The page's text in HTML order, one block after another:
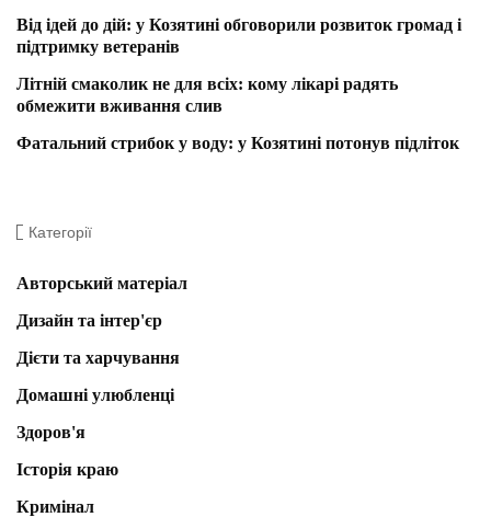
Від ідей до дій: у Козятині обговорили розвиток громад і
підтримку ветеранів
Літній смаколик не для всіх: кому лікарі радять
обмежити вживання слив
Фатальний стрибок у воду: у Козятині потонув підліток
Категорії
Авторський матеріал
Дизайн та інтер'єр
Дієти та харчування
Домашні улюбленці
Здоров'я
Історія краю
Кримінал